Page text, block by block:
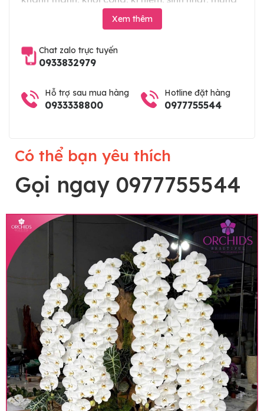
thọ, mừng cưới, tân gia và các ngày lễ tết trong
Lưu ý trước khi đặt hàng
• Về cây hoa: Một chậu hoa lan hồ điệp đẹp và
hoàn chỉnh sẽ được phối ghép từ nhiều cây hoa
và tạo dáng hoàn toàn thủ công nên có thể sẽ
khác nhau đôi chút giữa sản phẩm thực tế và
Xem thêm
Chat zalo trực tuyến
0933832979
Hỗ trợ sau mua hàng
0933338800
Hotline đặt hàng
0977755544
Có thể bạn yêu thích
Gọi ngay 0977755544